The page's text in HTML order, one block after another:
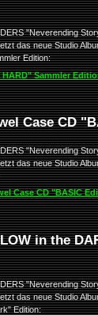
"Neverending
das neue Studio
Edition:
HARD" Sammler
Case CD
"Neverending
das neue Studio
Case CD "BASIC
in the
"Neverending
das neue Studio
Edition: